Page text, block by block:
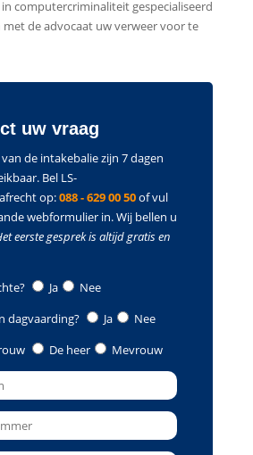
computercriminaliteit gespecialiseerd
de advocaat uw verweer voor te
uw vraag
de intakebalie zijn 7 dagen
Bel LS-
op:088 - 629 00 50of vul
webformulier in. Wij bellen u
eerste gesprek is altijd gratis en
Ja
Nee
dagvaarding?
Ja
Nee
De heer Mevrouw